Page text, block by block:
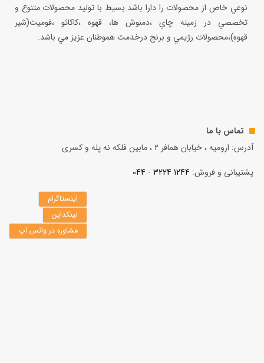
نوعي خاص از محصولات را دارا باشد بسيط با توليد محصولات متنوع و
تخصصي در زمينه چاي ،دمنوش ها، قهوه ،كاكائو ،فوميت(شير
قهوه)،محصولات رژيمي و برنج درخدمت هموطنان عزيز مي باشد.
تماس با ما
آدرس: ارومیه ، خیابان همافر 2 ، مابين فلكه نه پله و کسری
پشتیبانی و فروش: 1244 3224 - 044
اینستاگرام
لینکداین
مشاوره در واتس آپ